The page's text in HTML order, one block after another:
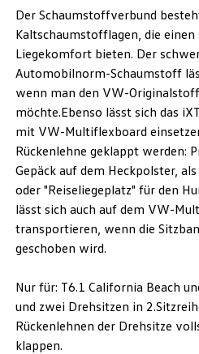
Der Schaumstoffverbund
Kaltschaumstofflagen, die einen
Liegekomfort bieten. Der
Automobilnorm-Schaumstoff
wenn man den VW-
möchte.Ebenso lässt sich das
mit VW-Multiflexboard
Rückenlehne geklappt werden:
Gepäck auf dem Heckpolster,
oder "Reiseliegeplatz" für den
lässt sich auch auf dem VW-
transportieren, wenn die
geschoben wird.
Nur für: T6.1 California Beach
und zwei Drehsitzen in
Rückenlehnen der Drehsitze
klappen.